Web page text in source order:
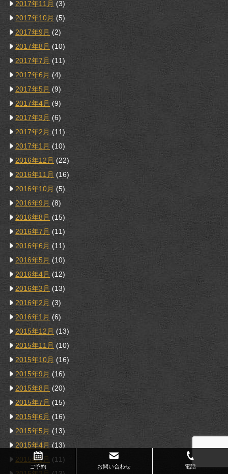
2017年11月 (3)
2017年10月 (5)
2017年9月 (2)
2017年8月 (10)
2017年7月 (11)
2017年6月 (4)
2017年5月 (9)
2017年4月 (9)
2017年3月 (6)
2017年2月 (11)
2017年1月 (10)
2016年12月 (22)
2016年11月 (16)
2016年10月 (5)
2016年9月 (8)
2016年8月 (15)
2016年7月 (11)
2016年6月 (11)
2016年5月 (10)
2016年4月 (12)
2016年3月 (13)
2016年2月 (3)
2016年1月 (6)
2015年12月 (13)
2015年11月 (10)
2015年10月 (16)
2015年9月 (16)
2015年8月 (20)
2015年7月 (15)
2015年6月 (16)
2015年5月 (13)
2015年4月 (13)
2015年3月
(11)
ご予約 お問い合わせ 電話